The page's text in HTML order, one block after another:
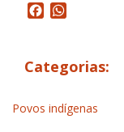
Facebook
Categorias:
Povos indígenas